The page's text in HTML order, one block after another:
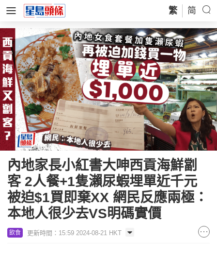
繁 简
內地家長小紅書大呻西貢海鮮劏
客 2人餐+1隻瀨尿蝦埋單近千元
被迫$1買即棄XX 網民反應兩極：
本地人很少去VS明碼實價
飲食 更新時間：15:59 2024-08-21 HKT